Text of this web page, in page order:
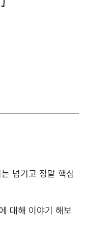
넘기고 정말 핵심
대해 이야기 해보